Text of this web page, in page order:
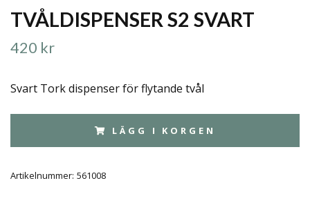
TVÅLDISPENSER S2 SVART
420 kr
Svart Tork dispenser för flytande tvål
LÄGG I KORGEN
Artikelnummer: 561008